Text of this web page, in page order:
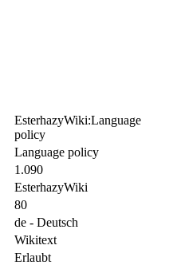
EsterhazyWiki:Language
policy
Language policy
1.090
EsterhazyWiki
80
de - Deutsch
Wikitext
Erlaubt